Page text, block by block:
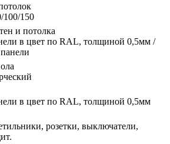
100/150
и потолка
в цвет по RAL, толщиной 0,5мм /
в цвет по RAL, толщиной 0,5мм
розетки, выключатели,